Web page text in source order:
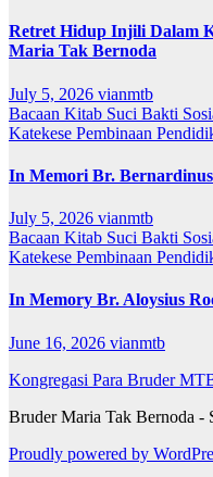
Retret Hidup Injili Dalam
Maria Tak Bernoda
July 5, 2026 vianmtb
Bacaan Kitab Suci Bakti
Katekese Pembinaan
In Memori Br.
July 5, 2026 vianmtb
Bacaan Kitab Suci Bakti
Katekese Pembinaan
In Memory Br. Aloysius
June 16, 2026 vianmtb
Kongregasi Para Bruder
Bruder Maria Tak Bernoda -
Proudly powered by